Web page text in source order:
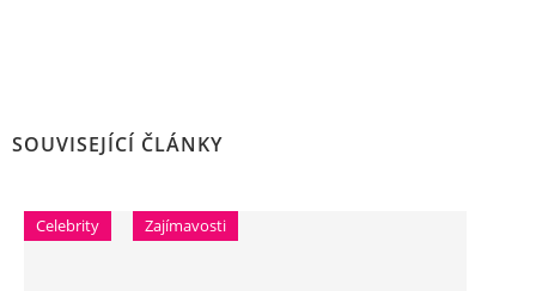
SOUVISEJÍCÍ ČLÁNKY
Celebrity Zajímavosti